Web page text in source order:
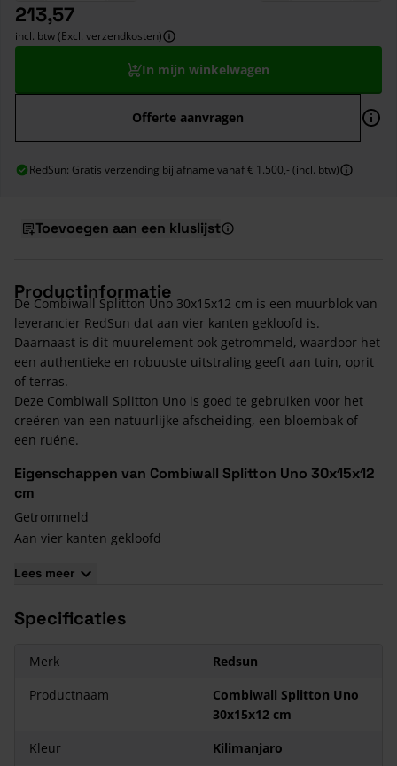
213,57
incl. btw (Excl. verzendkosten)
In mijn winkelwagen
Offerte aanvragen
RedSun: Gratis verzending bij afname vanaf € 1.500,- (incl. btw)
Toevoegen aan een kluslijst
Productinformatie
De Combiwall Splitton Uno 30x15x12 cm is een muurblok van
leverancier RedSun dat aan vier kanten gekloofd is.
Daarnaast is dit muurelement ook getrommeld, waardoor het
een authentieke en robuuste uitstraling geeft aan tuin, oprit
of terras.
Deze Combiwall Splitton Uno is goed te gebruiken voor het
creëren van een natuurlijke afscheiding, een bloembak of
een ruéne.
Eigenschappen van Combiwall Splitton Uno 30x15x12
cm
Getrommeld
Aan vier kanten gekloofd
Lees meer
Specificaties
Merk
Redsun
Productnaam
Combiwall Splitton Uno
30x15x12 cm
Kleur
Kilimanjaro